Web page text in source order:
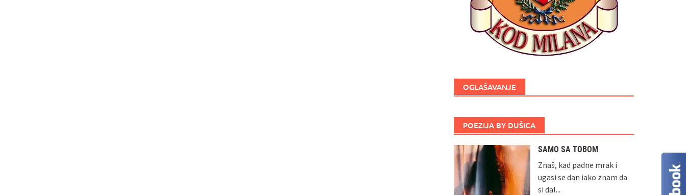
OGLAŠAVANJE
POEZIJA BY DUŠICA
SAMO SA TOBOM
Znaš, kad padne mrak i
ugasi se dan iako znam da
si dal...